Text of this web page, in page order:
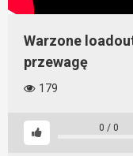
Warzone
przewagę
179
0 / 0